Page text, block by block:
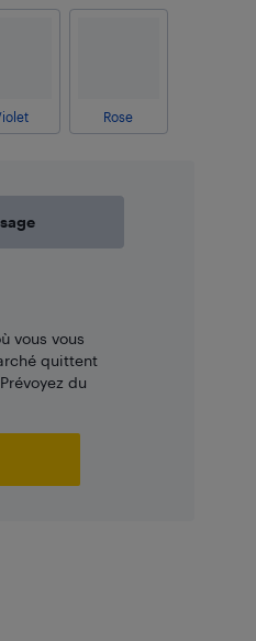
Rose
vous vous
quittent
du